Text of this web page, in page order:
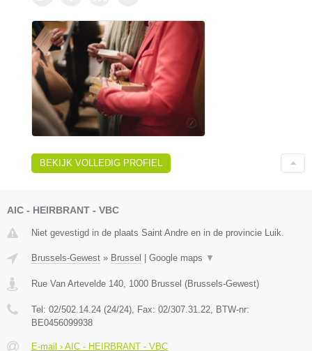
BEKIJK VOLLEDIG PROFIEL
AIC - HEIRBRANT - VBC
Niet gevestigd in de plaats Saint Andre en in de provincie Luik.
Brussels-Gewest » Brussel | Google maps ▼
Rue Van Artevelde 140 1000 Brussel (Brussels-Gewest)
Tel: 02/502.14.24 (24/24) , Fax: 02/307.31.22 , BTW-nr:
BE0456099938
E-mail › AIC - HEIRBRANT - VBC